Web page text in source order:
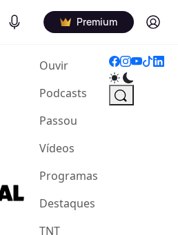
Podcasts Premium Log in
Ouvir(current)
Podcasts
Passou
Vídeos
Programas
Destaques
TNT